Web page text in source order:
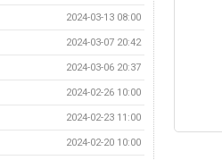
2024-03-13 08:00
2024-03-07 20:42
2024-03-06 20:37
2024-02-26 10:00
2024-02-23 11:00
2024-02-20 10:00